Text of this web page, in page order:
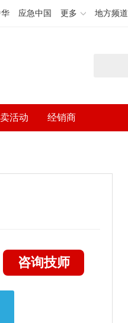
应急中国 更多 地方频道
活动 经销商
咨询技师